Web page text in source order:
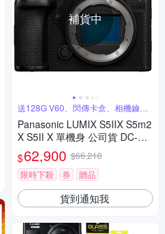
補貨中
送128G V60、閃傳卡盒、相機鑰匙
圈
Panasonic LUMIX S5IIX S5m2
X S5II X 單機身 公司貨 DC-S5
M2X
$62,900 $66,210
限時下殺
券 贈品
貨到通知我